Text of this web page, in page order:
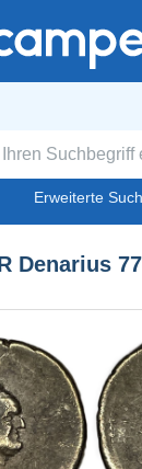
Erweiterte
Denarius